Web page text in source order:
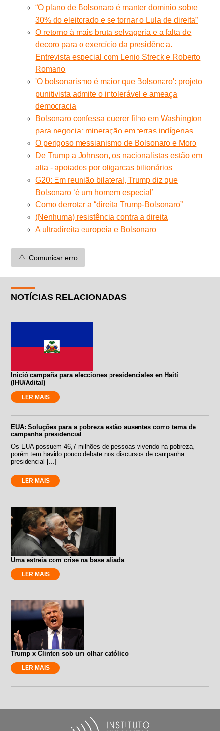
“O plano de Bolsonaro é manter domínio sobre
30% do eleitorado e se tornar o Lula de direita”
O retorno à mais bruta selvageria e a falta de
decoro para o exercício da presidência.
Entrevista especial com Lenio Streck e Roberto
Romano
'O bolsonarismo é maior que Bolsonaro': projeto
punitivista admite o intolerável e ameaça
democracia
Bolsonaro confessa querer filho em Washington
para negociar mineração em terras indígenas
O perigoso messianismo de Bolsonaro e Moro
De Trump a Johnson, os nacionalistas estão em
alta - apoiados por oligarcas bilionários
G20: Em reunião bilateral, Trump diz que
Bolsonaro ‘é um homem especial’
Como derrotar a “direita Trump-Bolsonaro”
(Nenhuma) resistência contra a direita
A ultradireita europeia e Bolsonaro
⚠️ Comunicar erro
NOTÍCIAS RELACIONADAS
Inició campaña para elecciones presidenciales en Haití
(IHU/Adital)
LER MAIS
EUA: Soluções para a pobreza estão ausentes como tema de
campanha presidencial
Os EUA possuem 46,7 milhões de pessoas vivendo na pobreza,
porém tem havido pouco debate nos discursos de campanha
presidencial [...]
LER MAIS
Uma estreia com crise na base aliada
LER MAIS
Trump x Clinton sob um olhar católico
LER MAIS